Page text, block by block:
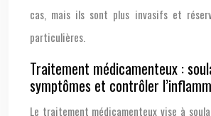
cas, mais ils sont plus invasifs et
particulières.
Traitement médicamenteux :
symptômes et contrôler
Le traitement médicamenteux vise à